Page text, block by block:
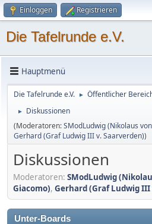
Einloggen Registrieren
Die Tafelrunde e.V.
Hauptmenü
Die Tafelrunde e.V. ► Öffentlicher
►
Diskussionen
(Moderatoren:SModLudwig (Nikolaus
Gerhard (Graf Ludwig III v. Saarverden))
Diskussionen
Moderatoren: SModLudwig
Giacomo), Gerhard (Graf Ludwig III
Unter-Boards